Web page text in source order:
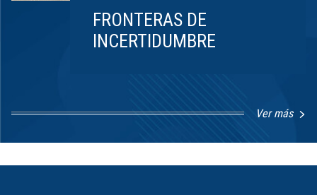
FRONTERAS DE
INCERTIDUMBRE
Ver más
8